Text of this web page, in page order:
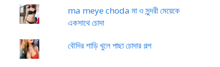
ma meye choda মা ও সুন্দরী মেয়েকে
একসাথে চোদা
বৌদির শাড়ি খুলে পাছা চোদার গল্প